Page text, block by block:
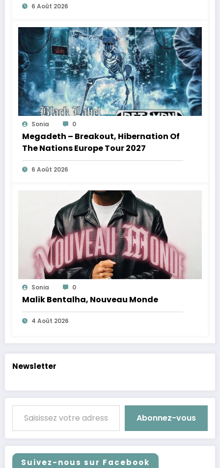
6 Août 2026
Sonia 0
Megadeth – Breakout, Hibernation Of
The Nations Europe Tour 2027
6 Août 2026
Sonia 0
Malik Bentalha, Nouveau Monde
4 Août 2026
Newsletter
Saisissez votre adresse e-mail…
Abonnez-vous
Suivez-nous sur Facebook